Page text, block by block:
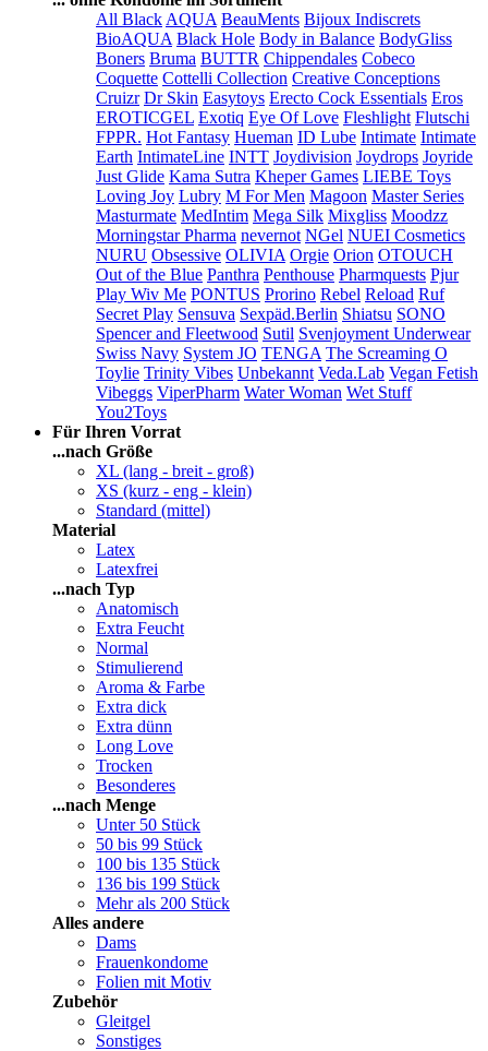
All Black AQUA BeauMents Bijoux Indiscrets
BioAQUA Black Hole Body in Balance BodyGliss
Boners Bruma BUTTR Chippendales Cobeco
Coquette Cottelli Collection Creative Conceptions
Cruizr Dr Skin Easytoys Erecto Cock Essentials Eros
EROTICGEL Exotiq Eye Of Love Fleshlight Flutschi
FPPR. Hot Fantasy Hueman ID Lube Intimate Intimate
Earth IntimateLine INTT Joydivision Joydrops Joyride
Just Glide Kama Sutra Kheper Games LIEBE Toys
Loving Joy Lubry M For Men Magoon Master Series
Masturmate MedIntim Mega Silk Mixgliss Moodzz
Morningstar Pharma nevernot NGel NUEI Cosmetics
NURU Obsessive OLIVIA Orgie Orion OTOUCH
Out of the Blue Panthra Penthouse Pharmquests Pjur
Play Wiv Me PONTUS Prorino Rebel Reload Ruf
Secret Play Sensuva Sexpäd.Berlin Shiatsu SONO
Spencer and Fleetwood Sutil Svenjoyment Underwear
Swiss Navy System JO TENGA The Screaming O
Toylie Trinity Vibes Unbekannt Veda.Lab Vegan Fetish
Vibeggs ViperPharm Water Woman Wet Stuff
You2Toys
Für Ihren Vorrat
...nach Größe
XL (lang - breit - groß)
XS (kurz - eng - klein)
Standard (mittel)
Material
Latex
Latexfrei
...nach Typ
Anatomisch
Extra Feucht
Normal
Stimulierend
Aroma & Farbe
Extra dick
Extra dünn
Long Love
Trocken
Besonderes
...nach Menge
Unter 50 Stück
50 bis 99 Stück
100 bis 135 Stück
136 bis 199 Stück
Mehr als 200 Stück
Alles andere
Dams
Frauenkondome
Folien mit Motiv
Zubehör
Gleitgel
Sonstiges